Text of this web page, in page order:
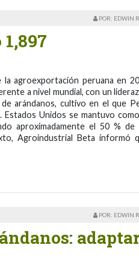
POR: EDWIN
la agroexportación peruana en
a nivel mundial, con un
arándanos, cultivo en el que
Estados Unidos se mantuvo
aproximadamente el 50 % de
Agroindustrial Beta informó
POR: EDWIN